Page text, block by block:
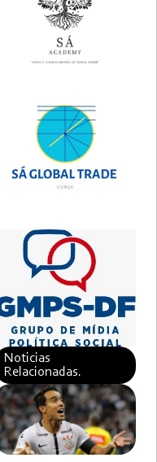
Noticias
Relacionadas.